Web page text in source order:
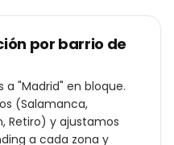
por barrio de
"Madrid" en bloque.
(Salamanca,
Retiro) y ajustamos
a cada zona y